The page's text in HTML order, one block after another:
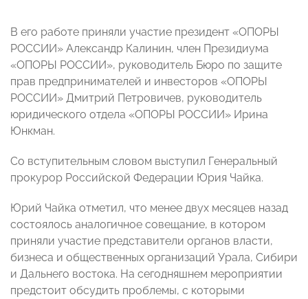
В его работе приняли участие президент «ОПОРЫ
РОССИИ» Александр Калинин, член Президиума
«ОПОРЫ РОССИИ», руководитель Бюро по защите
прав предпринимателей и инвесторов «ОПОРЫ
РОССИИ» Дмитрий Петровичев, руководитель
юридического отдела «ОПОРЫ РОССИИ» Ирина
Юнкман.
Со вступительным словом выступил Генеральный
прокурор Российской Федерации Юрия Чайка.
Юрий Чайка отметил, что менее двух месяцев назад
состоялось аналогичное совещание, в котором
приняли участие представители органов власти,
бизнеса и общественных организаций Урала, Сибири
и Дальнего востока. На сегодняшнем мероприятии
предстоит обсудить проблемы, с которыми